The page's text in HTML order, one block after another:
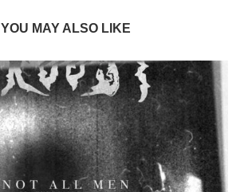
YOU MAY ALSO LIKE